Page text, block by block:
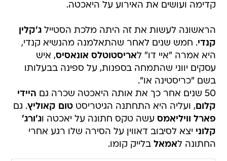
קדימה ועושים את האירוע על היאכטה.
הראשונה לעשות את זה היתה מלכת הסטיילג'קלין
קנדי. חמש שנים לאחר שהתאלמנה מהנשיא קנדי,
היא אמרה "איי דו" לאריסטוטלס אונאסיס, איש
עסקים יווני שהתמחה בספנות, על ספינה בבעלותו
בשם "כריסטינה או".
50 שנים אחר כך את אותה היאכטה שכרה גם
היידי
קלום, ועליה היא התחתנה הגיטריסטטום קאוליץ. גם
פארל וויליאמס עשה טקס חתונה על יאכטה וג'ורג'
קלוני יצא לסיבוב דאווין על הסירה שלו רגע אחרי
החתונה לאמאל בלייק קומו.